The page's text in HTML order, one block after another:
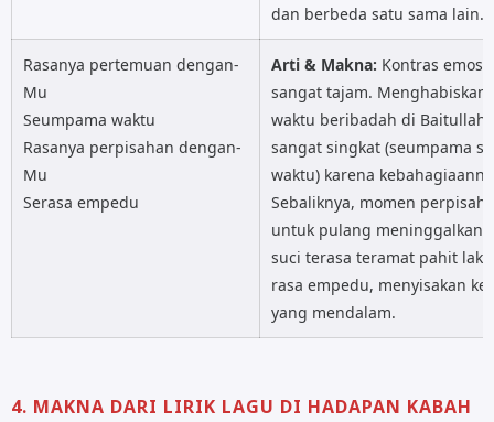
dan berbeda satu sama lain.
Rasanya pertemuan dengan-
Mu
Seumpama waktu
Rasanya perpisahan dengan-
Mu
Serasa empedu
Arti & Makna: Kontras emosi
sangat tajam. Menghabiskan
waktu beribadah di Baitullah
sangat singkat (seumpama
waktu) karena
Sebaliknya, momen
untuk pulang meninggalkan
suci terasa teramat pahit
rasa empedu, menyisakan
yang mendalam.
4. MAKNA DARI LIRIK LAGU DI HADAPAN KABAH